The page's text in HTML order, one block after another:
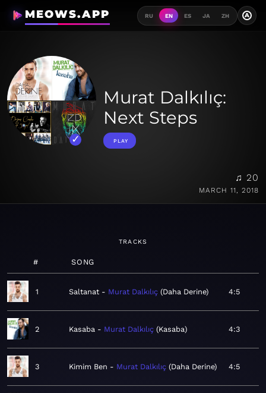
MEOWS.APP RU EN ES JA ZH A
Murat Dalkılıç:
Next Steps
PLAY
♫ 20
MARCH 11, 2018
TRACKS
# SONG
1 Saltanat Murat Dalkılıç Daha Derine 4:5
2 Kasaba Murat Dalkılıç Kasaba 4:3
3 Kimim Ben Murat Dalkılıç Daha Derine 4:5